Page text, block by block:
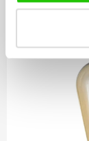
LED
goud